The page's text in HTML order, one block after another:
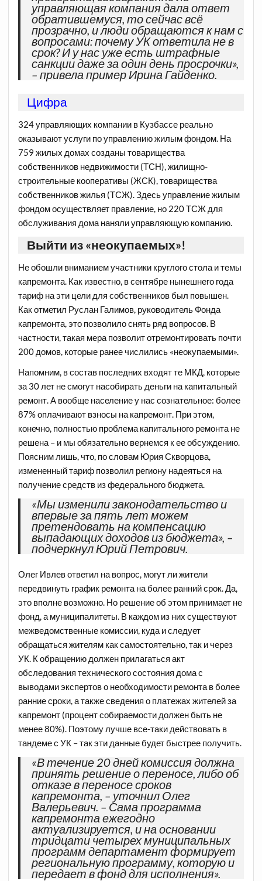
управляющая компания дала ответ
обратившемуся, то сейчас всё
прозрачно, и люди обращаются к нам с
вопросами: почему УК ответила не в
срок? И у нас уже есть штрафные
санкции даже за один день просрочки»,
– привела пример Ирина Гайденко.
Цифра
324 управляющих компании в Кузбассе реально
оказывают услуги по управлению жилым фондом. На
759 жилых домах созданы товарищества
собственников недвижимости (ТСН), жилищно-
строительные кооперативы (ЖСК), товарищества
собственников жилья (ТСЖ). Здесь управление жилым
фондом осуществляет правление, но 220 ТСЖ для
обслуживания дома наняли управляющую компанию.
Выйти из «неокупаемых»!
Не обошли вниманием участники круглого стола и темы
капремонта. Как известно, в сентябре нынешнего года
тариф на эти цели для собственников был повышен.
Как отметил Руслан Галимов, руководитель Фонда
капремонта, это позволило снять ряд вопросов. В
частности, такая мера позволит отремонтировать почти
200 домов, которые ранее числились «неокупаемыми».
Напомним, в состав последних входят те МКД, которые
за 30 лет не смогут насобирать деньги на капитальный
ремонт. А вообще население у нас сознательное: более
87% оплачивают взносы на капремонт. При этом,
конечно, полностью проблема капитального ремонта не
решена – и мы обязательно вернемся к ее обсуждению.
Поясним лишь, что, по словам Юрия Скворцова,
измененный тариф позволил региону надеяться на
получение средств из федерального бюджета.
«Мы изменили законодательство и
впервые за пять лет можем
претендовать на компенсацию
выпадающих доходов из бюджета», –
подчеркнул Юрий Петрович.
Олег Ивлев ответил на вопрос, могут ли жители
передвинуть график ремонта на более ранний срок. Да,
это вполне возможно. Но решение об этом принимает не
фонд, а муниципалитеты. В каждом из них существуют
межведомственные комиссии, куда и следует
обращаться жителям как самостоятельно, так и через
УК. К обращению должен прилагаться акт
обследования технического состояния дома с
выводами экспертов о необходимости ремонта в более
ранние сроки, а также сведения о платежах жителей за
капремонт (процент собираемости должен быть не
менее 80%). Поэтому лучше все-таки действовать в
тандеме с УК – так эти данные будет быстрее получить.
«В течение 20 дней комиссия должна
принять решение о переносе, либо об
отказе в переносе сроков
капремонта, – уточнил Олег
Валерьевич. – Сама программа
капремонта ежегодно
актуализируется, и на основании
тридцати четырех муниципальных
программ департамент формирует
региональную программу, которую и
передает в фонд для исполнения».